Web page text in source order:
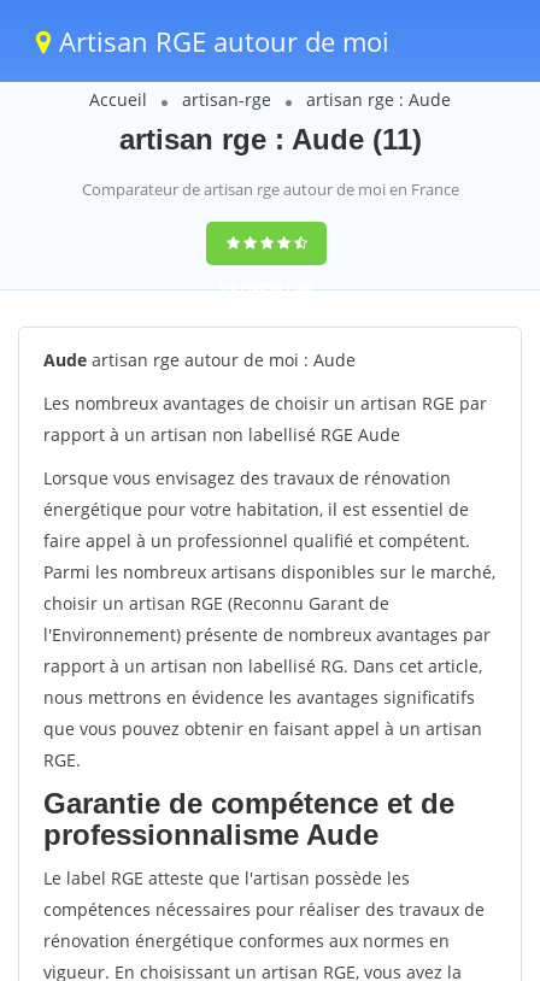
Artisan RGE autour de moi
Accueil artisan-rge artisan rge : Aude
artisan rge : Aude (11)
Comparateur de artisan rge autour de moi en France
9,6(100%)1388
votes
Aude artisan rge autour de moi : Aude
Les nombreux avantages de choisir un artisan RGE par
rapport à un artisan non labellisé RGE Aude
Lorsque vous envisagez des travaux de rénovation
énergétique pour votre habitation, il est essentiel de
faire appel à un professionnel qualifié et compétent.
Parmi les nombreux artisans disponibles sur le marché,
choisir un artisan RGE (Reconnu Garant de
l'Environnement) présente de nombreux avantages par
rapport à un artisan non labellisé RG. Dans cet article,
nous mettrons en évidence les avantages significatifs
que vous pouvez obtenir en faisant appel à un artisan
RGE.
Garantie de compétence et de
professionnalisme Aude
Le label RGE atteste que l'artisan possède les
compétences nécessaires pour réaliser des travaux de
rénovation énergétique conformes aux normes en
vigueur. En choisissant un artisan RGE, vous avez la